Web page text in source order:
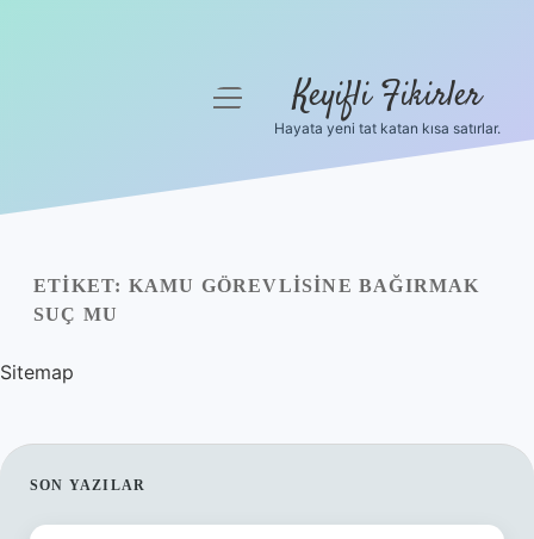
Yasal Uyarı
menüyü
Keyifli Fikirler
Hayata yeni tat katan kısa satırlar.
ETIKET: KAMU GÖREVLISINE BAĞIRMAK
SUÇ MU
Sitemap
SIDEBAR
SON YAZILAR